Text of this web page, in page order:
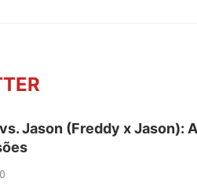
Jason (Freddy x Jason):